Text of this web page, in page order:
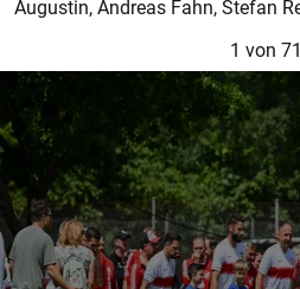
Augustin, Andreas Fahn, Stefan
1 von 71